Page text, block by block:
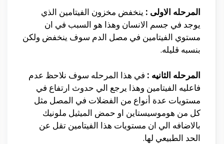
المرحله الاولى : ينخفض مخزون الفيتامين الذي
يوجد في جسم الانسان وهذا هو السبب في ان
مستوي الفيتامين في مصل الدم سوف ينخفض ولكن
بنسبه قليله.
المرحله الثانيه : في هذا المرحله سوف نلاحظ عدم
فاعليه الفيتامين وهذا يرجع الي حدوث ارتفاع في
مستويات عدة أنواع من الفضلات في المصل مثل
كل من هوموسيستاين او حمض الميثيل ملونيك
بالاضافه الي ان مستويات هذا الفيتامين تقل عن
الحد الطبيعي لها.